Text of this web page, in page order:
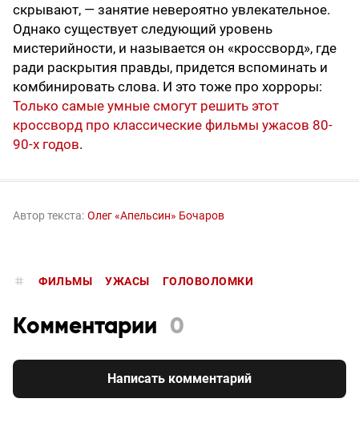
скрывают, — занятие невероятно увлекательное.
Однако существует следующий уровень
мистерийности, и называется он «кроссворд», где
ради раскрытия правды, придется вспоминать и
комбинировать слова. И это тоже про хорроры:
Только самые умные смогут решить этот
кроссворд про классические фильмы ужасов 80-
90-х годов.
Автор текста: Олег «Апельсин» Бочаров
ФИЛЬМЫ УЖАСЫ ГОЛОВОЛОМКИ
Комментарии 0
Написать комментарий